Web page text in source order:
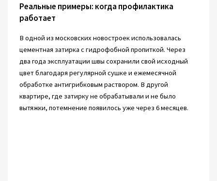
Реальные примеры: когда профилактика
работает
В одной из московских новостроек использовалась
цементная затирка с гидрофобной пропиткой. Через
два года эксплуатации швы сохранили свой исходный
цвет благодаря регулярной сушке и ежемесячной
обработке антигрибковым раствором. В другой
квартире, где затирку не обрабатывали и не было
вытяжки, потемнение появилось уже через 6 месяцев.